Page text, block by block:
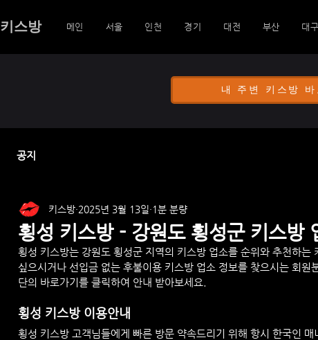
키스방 메인 서울 인천 경기 대전 부산 대구
내 주변 키스방 바
공지
횡성 키스방 - 강원도 횡성군 키스방
키스방 2025년 3월 13일 1분 분량
횡성 키스방는 강원도 횡성군 지역의 키스방 업소를 순위와 추천하는
싶으시거나 선입금 없는 후불이용 키스방 업소 정보를 찾으시는 회
단의 바로가기를 클릭하여 안내 받아보세요.
횡성 키스방 이용안내
횡성 키스방 고객님들에게 빠른 방문 약속드리기 위해 항시 한국인